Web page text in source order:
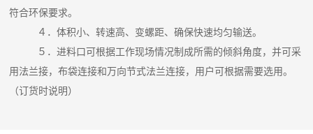
符合环保要求。
４．体积小、转速高、变螺距、确保快速均匀输送。
５．进料口可根据工作现场情况制成所需的倾斜角度，并可采
用法兰接，布袋连接和万向节式法兰连接，用户可根据需要选用。
（订货时说明）